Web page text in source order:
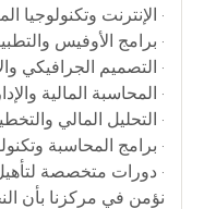
• الإنترنت وتكنولوجيا
• برامج الأوفيس
• التصميم الجرافيكي
• المحاسبة المالية
• التحليل المالي
• برامج المحاسبة
• دورات متخصصة
نؤمن في مركزنا بأن